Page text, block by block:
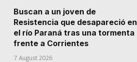
Buscan a un joven de
Resistencia que desapareció en
el río Paraná tras una tormenta
frente a Corrientes
7 August 2026